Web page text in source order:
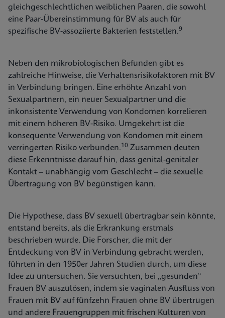
gleichgeschlechtlichen weiblichen Paaren, die sowohl
eine Paar-Übereinstimmung für BV als auch für
spezifische BV-assoziierte Bakterien feststellen.9
Neben den mikrobiologischen Befunden gibt es
zahlreiche Hinweise, die Verhaltensrisikofaktoren mit BV
in Verbindung bringen. Eine erhöhte Anzahl von
Sexualpartnern, ein neuer Sexualpartner und die
inkonsistente Verwendung von Kondomen korrelieren
mit einem höheren BV-Risiko. Umgekehrt ist die
konsequente Verwendung von Kondomen mit einem
verringerten Risiko verbunden.10 Zusammen deuten
diese Erkenntnisse darauf hin, dass genital-genitaler
Kontakt – unabhängig vom Geschlecht – die sexuelle
Übertragung von BV begünstigen kann.
Die Hypothese, dass BV sexuell übertragbar sein könnte,
entstand bereits, als die Erkrankung erstmals
beschrieben wurde. Die Forscher, die mit der
Entdeckung von BV in Verbindung gebracht werden,
führten in den 1950er Jahren Studien durch, um diese
Idee zu untersuchen. Sie versuchten, bei „gesunden“
Frauen BV auszulösen, indem sie vaginalen Ausfluss von
Frauen mit BV auf fünfzehn Frauen ohne BV übertrugen
und andere Frauengruppen mit frischen Kulturen von